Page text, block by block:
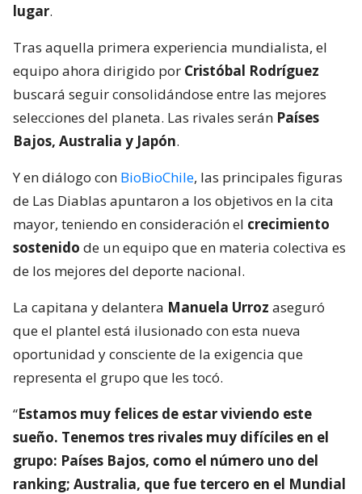
lugar.
Tras aquella primera experiencia mundialista, el
equipo ahora dirigido por Cristóbal Rodríguez
buscará seguir consolidándose entre las mejores
selecciones del planeta. Las rivales serán Países
Bajos, Australia y Japón.
Y en diálogo con BioBioChile, las principales figuras
de Las Diablas apuntaron a los objetivos en la cita
mayor, teniendo en consideración el crecimiento
sostenido de un equipo que en materia colectiva es
de los mejores del deporte nacional.
La capitana y delantera Manuela Urroz aseguró
que el plantel está ilusionado con esta nueva
oportunidad y consciente de la exigencia que
representa el grupo que les tocó.
“Estamos muy felices de estar viviendo este
sueño. Tenemos tres rivales muy difíciles en el
grupo: Países Bajos, como el número uno del
ranking; Australia, que fue tercero en el Mundial